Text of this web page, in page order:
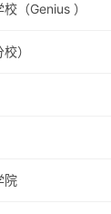
（Genius ）
）
院